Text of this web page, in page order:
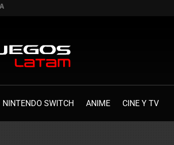
NINTENDO SWITCH ANIME CINE Y TV